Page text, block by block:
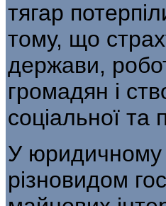
тягар
тому, що
держави,
громадян і
соціальної та
У юридичному
різно­видом